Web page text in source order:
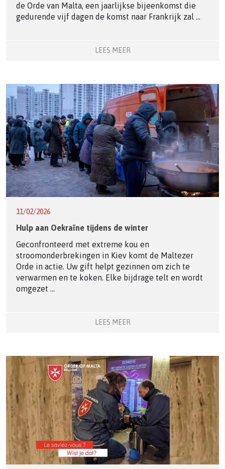
de Orde van Malta, een jaarlijkse bijeenkomst die
gedurende vijf dagen de komst naar Frankrijk zal ...
LEES MEER
11/02/2026
Hulp aan Oekraïne tijdens de winter
Geconfronteerd met extreme kou en
stroomonderbrekingen in Kiev komt de Maltezer
Orde in actie. Uw gift helpt gezinnen om zich te
verwarmen en te koken. Elke bijdrage telt en wordt
omgezet ...
LEES MEER